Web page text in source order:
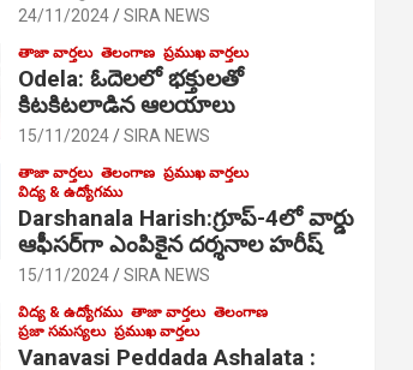
24/11/2024 SIRA NEWS
తాజా వార్తలు తెలంగాణ ప్రముఖ వార్తలు
Odela: ఓదెల‌లో భక్తులతో
కిటకిటలాడిన ఆల‌యాలు
15/11/2024 SIRA NEWS
తాజా వార్తలు తెలంగాణ ప్రముఖ వార్తలు
విద్య & ఉద్యోగము
Darshanala Harish:గ్రూప్-4లో వార్డు
ఆఫీసర్‌గా ఎంపికైన దర్శనాల హరీష్
15/11/2024 SIRA NEWS
విద్య & ఉద్యోగము తాజా వార్తలు తెలంగాణ
ప్రజా సమస్యలు ప్రముఖ వార్తలు
Vanavasi Peddada Ashalata :